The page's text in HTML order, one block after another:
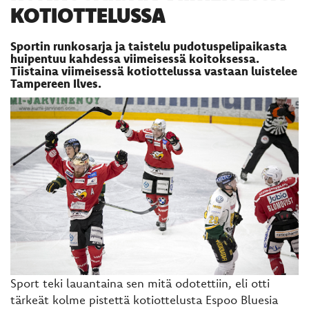
KOTIOTTELUSSA
Sportin runkosarja ja taistelu pudotuspelipaikasta
huipentuu kahdessa viimeisessä koitoksessa.
Tiistaina viimeisessä kotiottelussa vastaan luistelee
Tampereen Ilves.
Sport teki lauantaina sen mitä odotettiin, eli otti
tärkeät kolme pistettä kotiottelusta Espoo Bluesia